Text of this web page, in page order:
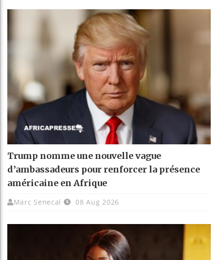
Trump nomme une nouvelle vague
d’ambassadeurs pour renforcer la présence
américaine en Afrique
Marc Senecal 08 Aug 2026